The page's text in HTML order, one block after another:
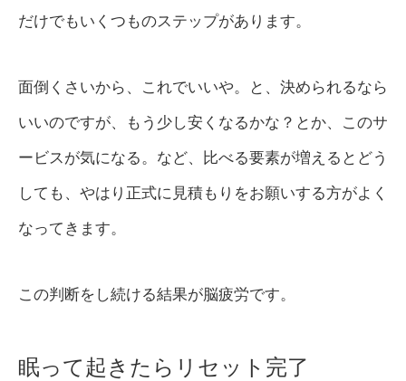
だけでもいくつものステップがあります。
面倒くさいから、これでいいや。と、決められるなら
いいのですが、もう少し安くなるかな？とか、このサ
ービスが気になる。など、比べる要素が増えるとどう
しても、やはり正式に見積もりをお願いする方がよく
なってきます。
この判断をし続ける結果が脳疲労です。
眠って起きたらリセット完了